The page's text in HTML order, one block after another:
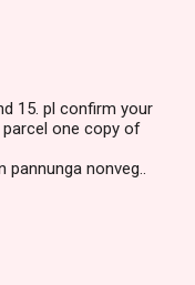
15. pl confirm your
one copy of
nonveg..